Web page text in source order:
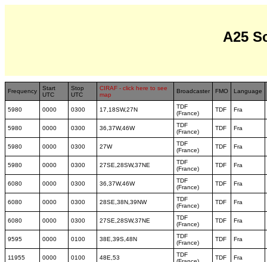
A25
Frequency
Start
UTC
Stop
UTC
CIRAF - click here to see
map
Broadcaster FMO Language
5980 0000 0300 17,18SW,27N
TDF
(France)
TDF Fra
5980 0000 0300 36,37W,46W
TDF
(France)
TDF Fra
5980 0000 0300 27W
TDF
(France)
TDF Fra
5980 0000 0300 27SE,28SW,37NE
TDF
(France)
TDF Fra
6080 0000 0300 36,37W,46W
TDF
(France)
TDF Fra
6080 0000 0300 28SE,38N,39NW
TDF
(France)
TDF Fra
6080 0000 0300 27SE,28SW,37NE
TDF
(France)
TDF Fra
9595 0000 0100 38E,39S,48N
TDF
(France)
TDF Fra
11955 0000 0100 48E,53
TDF
TDF Fra